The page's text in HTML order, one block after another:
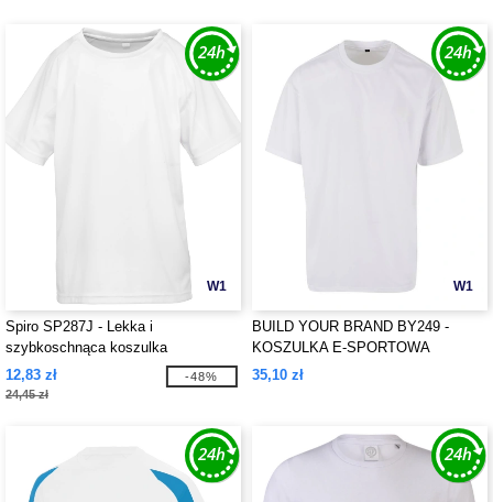
W1
Spiro SP287J - Lekka i
szybkoschnąca koszulka
12,83 zł
24,45 zł
-48%
W1
BUILD YOUR BRAND BY249 -
KOSZULKA E-SPORTOWA
35,10 zł